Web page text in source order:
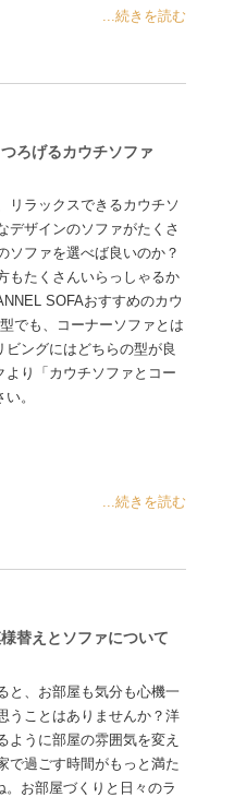
...続きを読む
ろげるカウチソファ
リラックスできるカウチソ
デザインのソファがたくさ
ソファを選べば良いのか？
もたくさんいらっしゃるか
SOFAおすすめのカウ
でも、コーナーソファとは
ビングにはどちらの型が良
より「カウチソファとコー
。
...続きを読む
替えとソファについて
と、お部屋も気分も心機一
うことはありませんか？洋
ように部屋の雰囲気を変え
で過ごす時間がもっと満た
お部屋づくりと日々のラ